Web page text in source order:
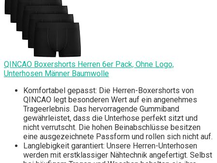
QINCAO Boxershorts Herren 6er Pack, Ohne Logo,
Unterhosen Männer Baumwolle
Komfortabel gepasst: Die Herren-Boxershorts von
QINCAO legt besonderen Wert auf ein angenehmes
Trageerlebnis. Das hervorragende Gummiband
gewährleistet, dass die Unterhose perfekt sitzt und
nicht verrutscht. Die hohen Beinabschlüsse besitzen
eine ausgezeichnete Passform und rollen sich nicht auf.
Langlebigkeit garantiert: Unsere Herren-Unterhosen
werden mit erstklassiger Nähtechnik angefertigt. Selbst